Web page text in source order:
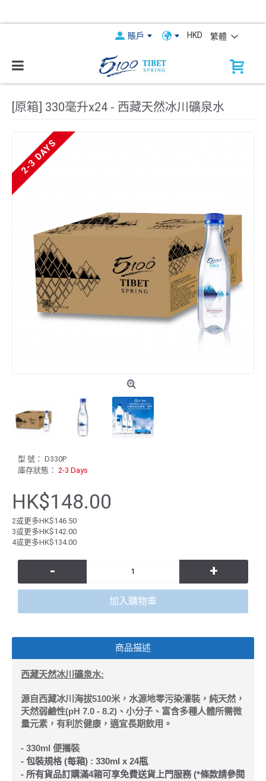
賬戶 HKD 繁體
[原箱] 330毫升x24 - 西藏天然冰川礦泉水
2-3 DAYS
型 號： D330P
庫存狀態： 2-3 Days
HK$148.00
2或更多HK$146.50
3或更多HK$142.00
4或更多HK$134.00
- +
加入購物車
商品描述
西藏天然冰川礦泉水:
源自西藏冰川海拔5100米，水源地零污染灌裝，純天然，
天然弱鹼性(pH 7.0 - 8.2)、小分子、富含多種人體所需微
量元素，有利於健康，適宜長期飲用。
- 330ml 便攜裝
- 包裝規格 (每箱) : 330ml x 24瓶
- 所有貨品訂購滿4箱可享免費送貨 上門服務(*條款請參閱